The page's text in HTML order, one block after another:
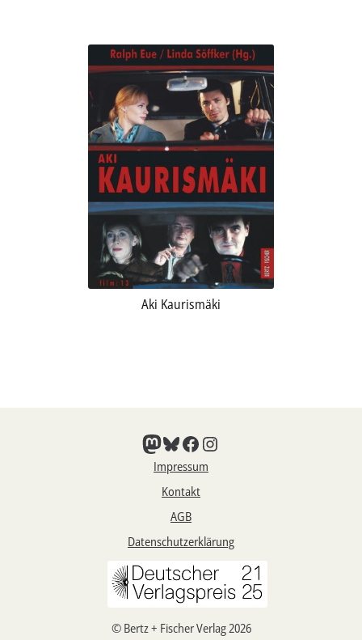
Aki Kaurismäki
Mastodon
Bluesky
Facebook
Instagram
Impressum
Kontakt
AGB
Datenschutzerklärung
© Bertz + Fischer Verlag 2026